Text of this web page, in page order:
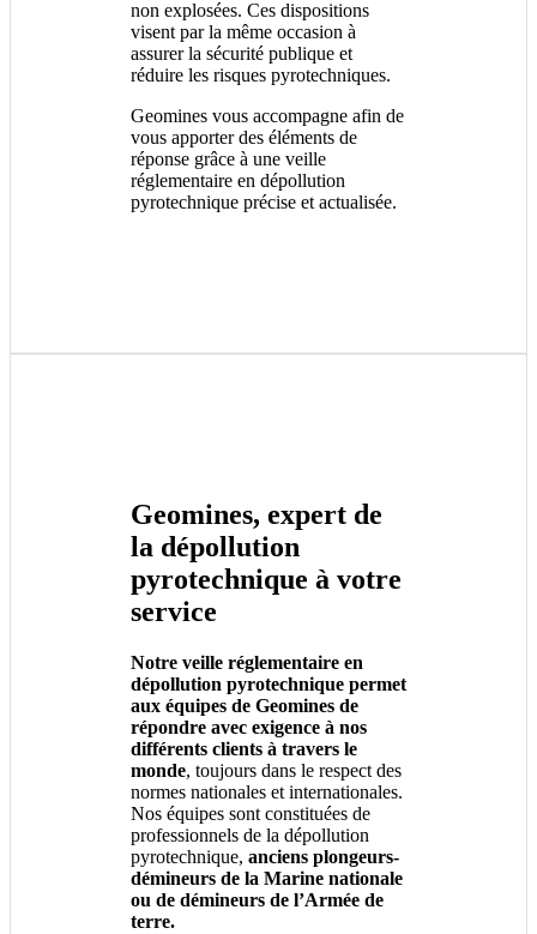
non explosées. Ces dispositions
visent par la même occasion à
assurer la sécurité publique et
réduire les risques pyrotechniques.
Geomines vous accompagne afin de
vous apporter des éléments de
réponse grâce à une veille
réglementaire en dépollution
pyrotechnique précise et actualisée.
Geomines, expert de
la dépollution
pyrotechnique à votre
service
Notre veille réglementaire en
dépollution pyrotechnique permet
aux équipes de Geomines de
répondre avec exigence à nos
différents clients à travers le
monde, toujours dans le respect des
normes nationales et internationales.
Nos équipes sont constituées de
professionnels de la dépollution
pyrotechnique, anciens plongeurs-
démineurs de la Marine nationale
ou de démineurs de l’Armée de
terre.